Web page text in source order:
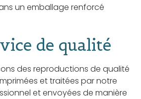
un emballage renforcé
de qualité
des reproductions de qualité
et traitées par notre
et envoyées de manière